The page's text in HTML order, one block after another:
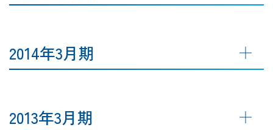
2014年3月期
2013年3月期